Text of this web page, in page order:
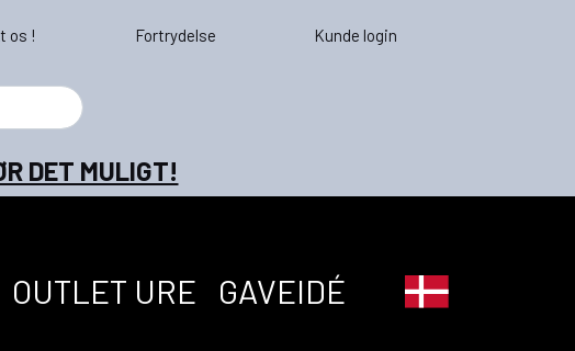
os ! Fortrydelse Kunde login
DET MULIGT!
OUTLET URE GAVEIDÉ